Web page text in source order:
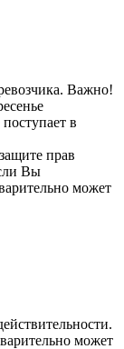
Важно!
в
прав
Вы
может
может